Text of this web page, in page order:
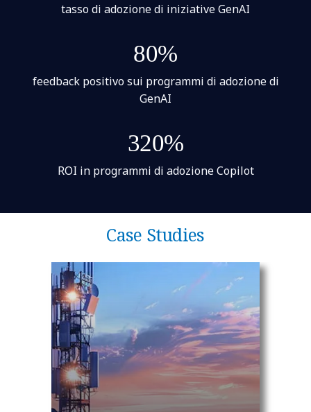
tasso di adozione di iniziative GenAI
80%
feedback positivo sui programmi di adozione di
GenAI
320%
ROI in programmi di adozione Copilot
Case Studies